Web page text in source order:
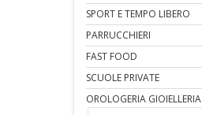
SPORT E TEMPO LIBERO
PARRUCCHIERI
FAST FOOD
SCUOLE PRIVATE
OROLOGERIA GIOIELLERIA